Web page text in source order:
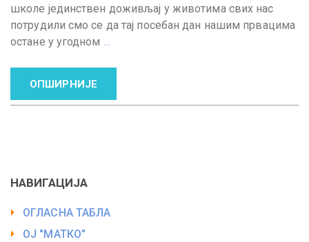
школе јединствен доживљај у животима свих нас
потрудили смо се да тај посебан дан нашим првацима
остане у угодном …
ОПШИРНИЈЕ
НАВИГАЦИЈА
ОГЛАСНА ТАБЛА
ОЈ "МАТКО"